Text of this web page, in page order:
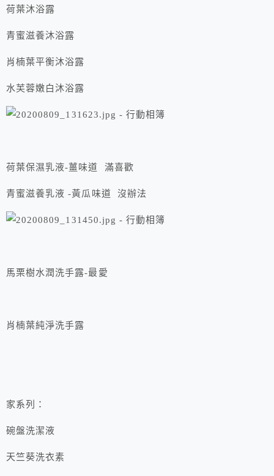
荷葉沐浴露
青蜜滋養沐浴露
肖楠葉平衡沐浴露
⽔芙蓉嫩⽩沐浴露
荷葉保濕乳液-薑味道 滿喜歡
青蜜滋養乳液 -黃瓜味道 沒辦法
⾺栗樹⽔潤洗⼿露-最愛
肖楠葉純淨洗手露
家系列：
碗盤洗潔液
天竺葵洗衣素